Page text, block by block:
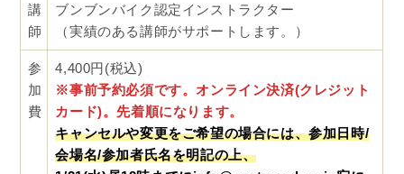
講
師
ブンブンバイク認定インストラクター
（実績のある講師がサポートします。）
参
加
費
4,400円(税込)
※事前予約必須です。オンライン決済(クレジット
カード)。先着順になります。
キャンセルや変更をご希望の場合には、参加日時/
会場名/参加者氏名を明記の上、